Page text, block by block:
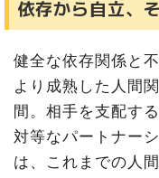
依存から自立、
健全な依存関係と
より成熟した人間
間。相手を支配す
対等なパートナー
は、これまでの人